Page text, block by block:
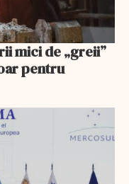
mici de „greii”
pentru